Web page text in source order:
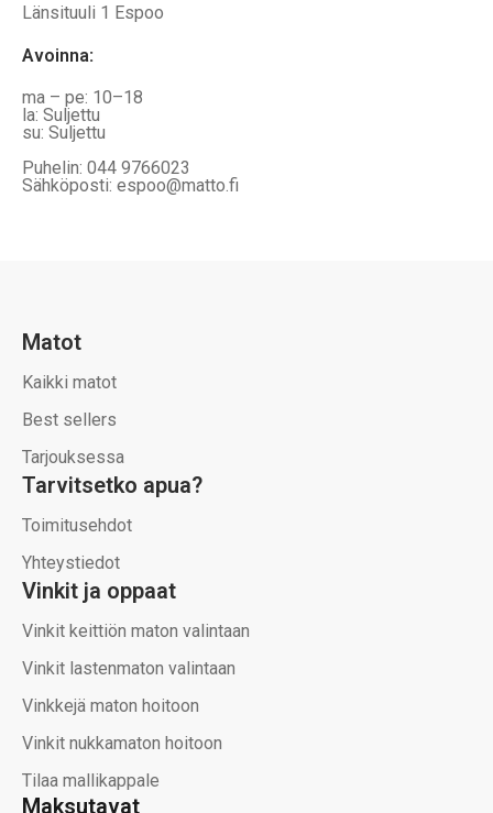
Länsituuli 1 Espoo
Avoinna:
ma – pe: 10–18
la: Suljettu
su: Suljettu
Puhelin: 044 9766023
Sähköposti: espoo@matto.fi
Maksutavat
Matot
Kaikki matot
Best sellers
Tarjouksessa
Tarvitsetko apua?
Toimitusehdot
Yhteystiedot
Vinkit ja oppaat
Vinkit keittiön maton valintaan
Vinkit lastenmaton valintaan
Vinkkejä maton hoitoon
Vinkit nukkamaton hoitoon
Tilaa mallikappale